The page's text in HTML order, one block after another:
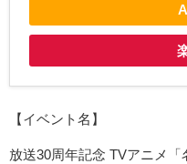
【イベント名】
放送30周年記念 TVアニメ